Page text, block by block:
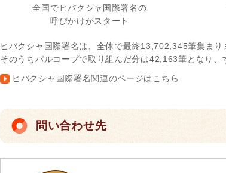
全国でヒバクシャ国際署名の
呼びかけがスタート
ヒバクシャ国際署名は、全体で最終13,702,345筆集ま
そのうちパルコープで取り組んだ分は42,163筆となり
ヒバクシャ国際署名関連のページはこちら
問い合わせ先